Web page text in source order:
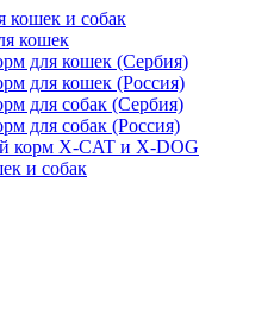
кошек и собак
кошек
для кошек (Сербия)
для кошек (Россия)
для собак (Сербия)
для собак (Россия)
корм X-CAT и X-DOG
и собак